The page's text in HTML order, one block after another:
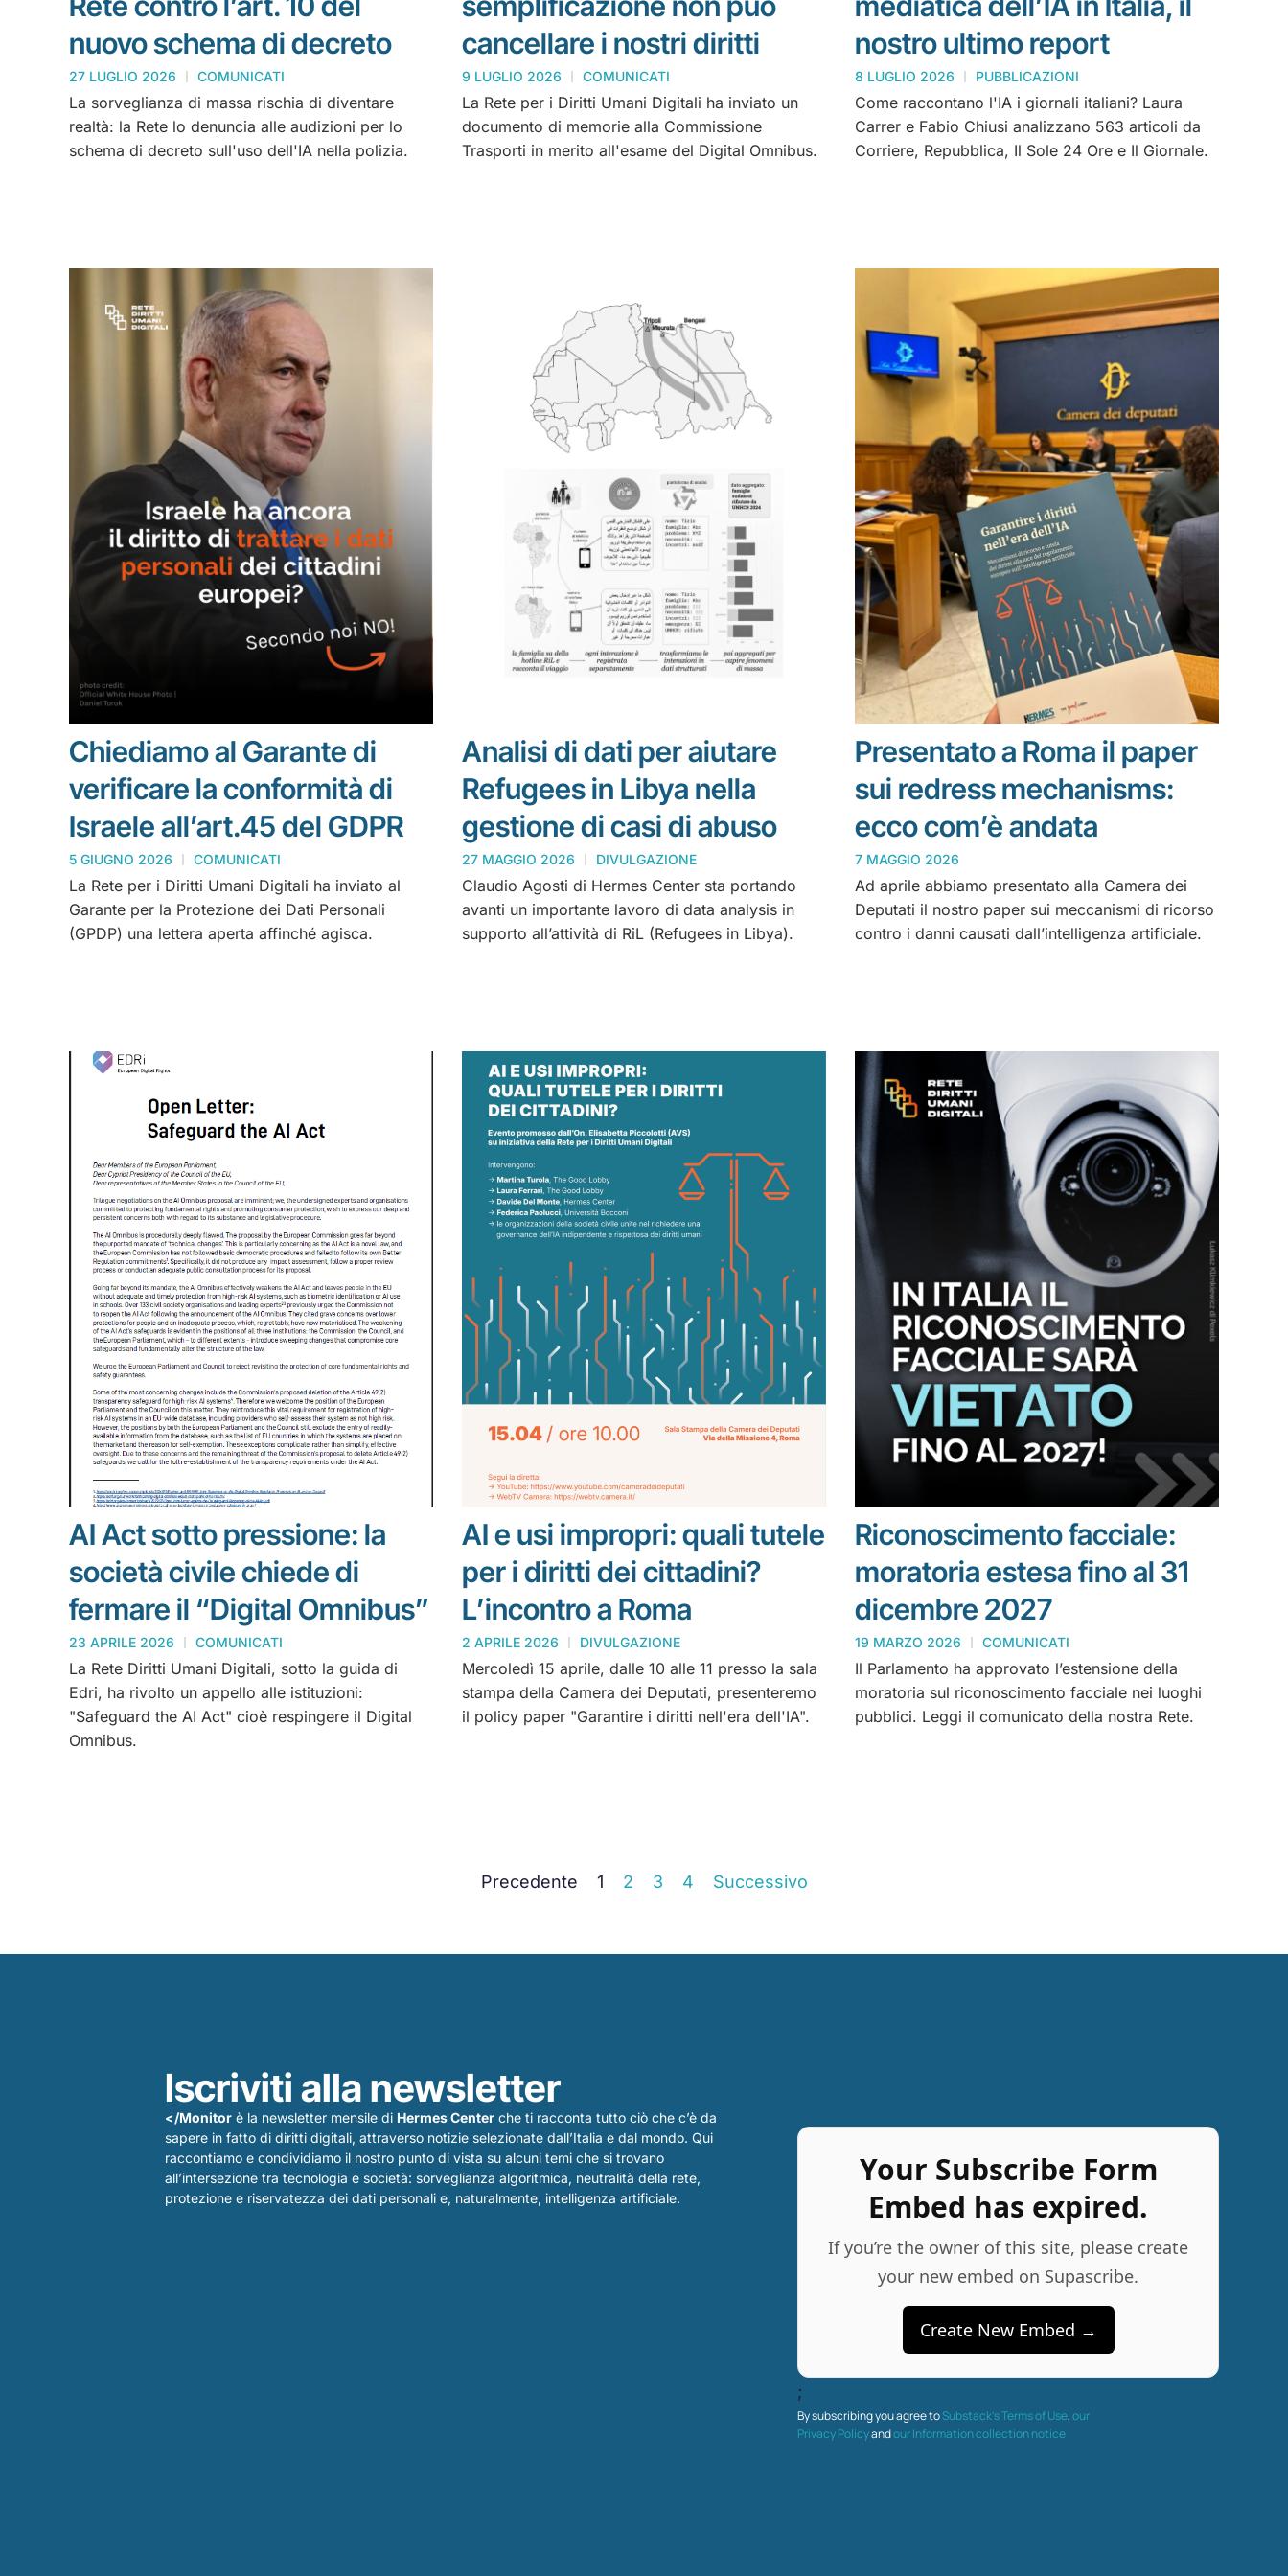
nuovo schema di decreto
27 LUGLIO 2026 COMUNICATI
La sorveglianza di massa rischia di diventare
realtà: la Rete lo denuncia alle audizioni per lo
schema di decreto sull'uso dell'IA nella polizia.
cancellare i nostri diritti
9 LUGLIO 2026 COMUNICATI
La Rete per i Diritti Umani Digitali ha inviato un
documento di memorie alla Commissione
Trasporti in merito all'esame del Digital Omnibus.
nostro ultimo report
8 LUGLIO 2026 PUBBLICAZIONI
Come raccontano l'IA i giornali italiani? Laura
Carrer e Fabio Chiusi analizzano 563 articoli da
Corriere, Repubblica, Il Sole 24 Ore e Il Giornale.
Chiediamo al Garante di
verificare la conformità di
Israele all’art.45 del GDPR
5 GIUGNO 2026 COMUNICATI
La Rete per i Diritti Umani Digitali ha inviato al
Garante per la Protezione dei Dati Personali
(GPDP) una lettera aperta affinché agisca.
Analisi di dati per aiutare
Refugees in Libya nella
gestione di casi di abuso
27 MAGGIO 2026 DIVULGAZIONE
Claudio Agosti di Hermes Center sta portando
avanti un importante lavoro di data analysis in
supporto all’attività di RiL (Refugees in Libya).
Presentato a Roma il paper
sui redress mechanisms:
ecco com’è andata
7 MAGGIO 2026
Ad aprile abbiamo presentato alla Camera dei
Deputati il nostro paper sui meccanismi di ricorso
contro i danni causati dall’intelligenza artificiale.
AI Act sotto pressione: la
società civile chiede di
fermare il “Digital Omnibus”
23 APRILE 2026 COMUNICATI
La Rete Diritti Umani Digitali, sotto la guida di
Edri, ha rivolto un appello alle istituzioni:
"Safeguard the AI Act" cioè respingere il Digital
Omnibus.
AI e usi impropri: quali tutele
per i diritti dei cittadini?
L’incontro a Roma
2 APRILE 2026 DIVULGAZIONE
Mercoledì 15 aprile, dalle 10 alle 11 presso la sala
stampa della Camera dei Deputati, presenteremo
il policy paper "Garantire i diritti nell'era dell'IA".
Riconoscimento facciale:
moratoria estesa fino al 31
dicembre 2027
19 MARZO 2026 COMUNICATI
Il Parlamento ha approvato l’estensione della
moratoria sul riconoscimento facciale nei luoghi
pubblici. Leggi il comunicato della nostra Rete.
Precedente 1 2 3 4 Successivo
Iscriviti alla newsletter
</Monitor è la newsletter mensile di Hermes Center che ti racconta tutto ciò che c’è da
sapere in fatto di diritti digitali, attraverso notizie selezionate dall’Italia e dal mondo. Qui
raccontiamo e condividiamo il nostro punto di vista su alcuni temi che si trovano
all’intersezione tra tecnologia e società: sorveglianza algoritmica, neutralità della rete,
protezione e riservatezza dei dati personali e, naturalmente, intelligenza artificiale.
Your Subscribe Form
Embed has expired.
If you’re the owner of this site, please create
your new embed on Supascribe.
Create New Embed →
;
By subscribing you agree toSubstack’s Terms of Use,our
Privacy Policyandour Information collection notice